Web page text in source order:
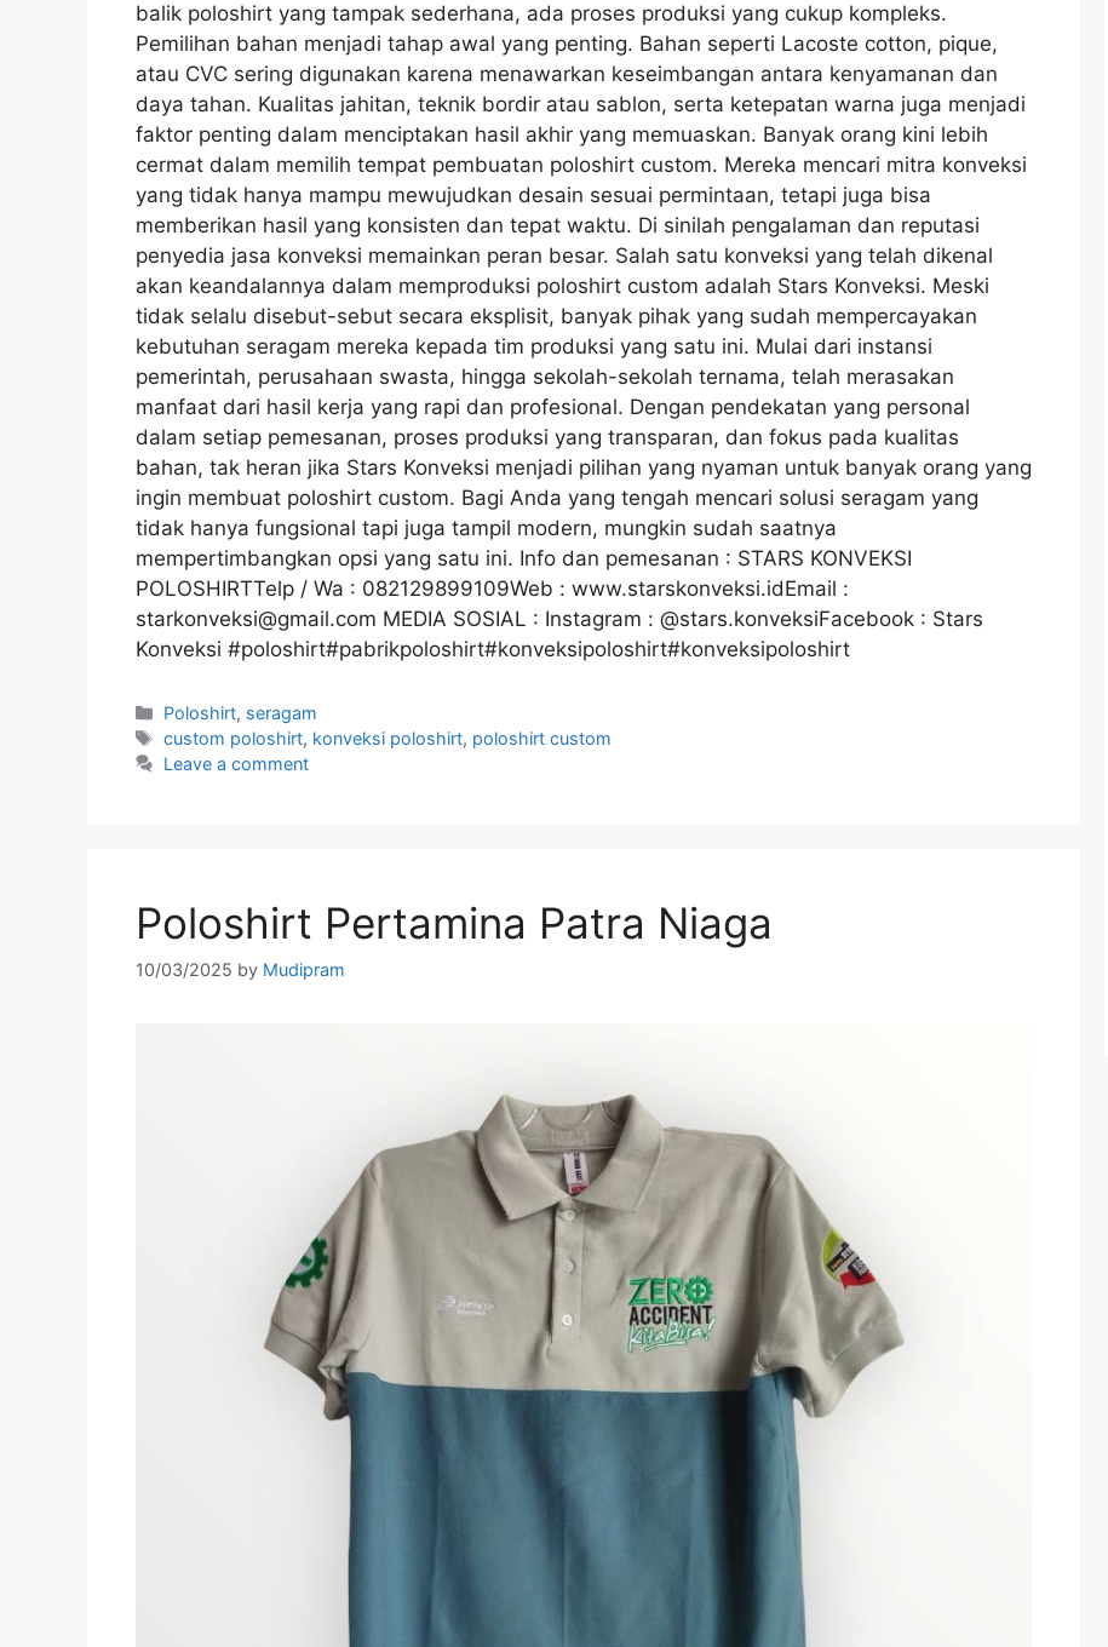
balik poloshirt yang tampak sederhana, ada proses produksi yang cukup kompleks.
Pemilihan bahan menjadi tahap awal yang penting. Bahan seperti Lacoste cotton, pique,
atau CVC sering digunakan karena menawarkan keseimbangan antara kenyamanan dan
daya tahan. Kualitas jahitan, teknik bordir atau sablon, serta ketepatan warna juga menjadi
faktor penting dalam menciptakan hasil akhir yang memuaskan. Banyak orang kini lebih
cermat dalam memilih tempat pembuatan poloshirt custom. Mereka mencari mitra konveksi
yang tidak hanya mampu mewujudkan desain sesuai permintaan, tetapi juga bisa
memberikan hasil yang konsisten dan tepat waktu. Di sinilah pengalaman dan reputasi
penyedia jasa konveksi memainkan peran besar. Salah satu konveksi yang telah dikenal
akan keandalannya dalam memproduksi poloshirt custom adalah Stars Konveksi. Meski
tidak selalu disebut-sebut secara eksplisit, banyak pihak yang sudah mempercayakan
kebutuhan seragam mereka kepada tim produksi yang satu ini. Mulai dari instansi
pemerintah, perusahaan swasta, hingga sekolah-sekolah ternama, telah merasakan
manfaat dari hasil kerja yang rapi dan profesional. Dengan pendekatan yang personal
dalam setiap pemesanan, proses produksi yang transparan, dan fokus pada kualitas
bahan, tak heran jika Stars Konveksi menjadi pilihan yang nyaman untuk banyak orang yang
ingin membuat poloshirt custom. Bagi Anda yang tengah mencari solusi seragam yang
tidak hanya fungsional tapi juga tampil modern, mungkin sudah saatnya
mempertimbangkan opsi yang satu ini. Info dan pemesanan : STARS KONVEKSI
POLOSHIRTTelp / Wa : 082129899109Web : www.starskonveksi.idEmail :
starkonveksi@gmail.com MEDIA SOSIAL : Instagram : @stars.konveksiFacebook : Stars
Konveksi #poloshirt#pabrikpoloshirt#konveksipoloshirt#konveksipoloshirt
Poloshirt, seragam
custom poloshirt, konveksi poloshirt, poloshirt custom
Leave a comment
Poloshirt Pertamina Patra Niaga
10/03/2025 by Mudipram